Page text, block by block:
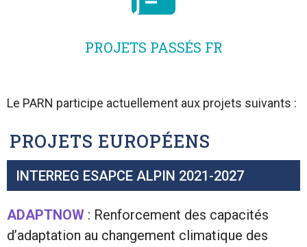
PROJETS PASSÉS FR
Le PARN participe actuellement aux projets suivants :​
PROJETS EUROPÉENS
INTERREG ESAPCE ALPIN 2021-2027
ADAPTNOW : Renforcement des capacités
d’adaptation au changement climatique des